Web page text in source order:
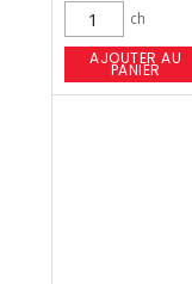
ch
AJOUTER AU
PANIER